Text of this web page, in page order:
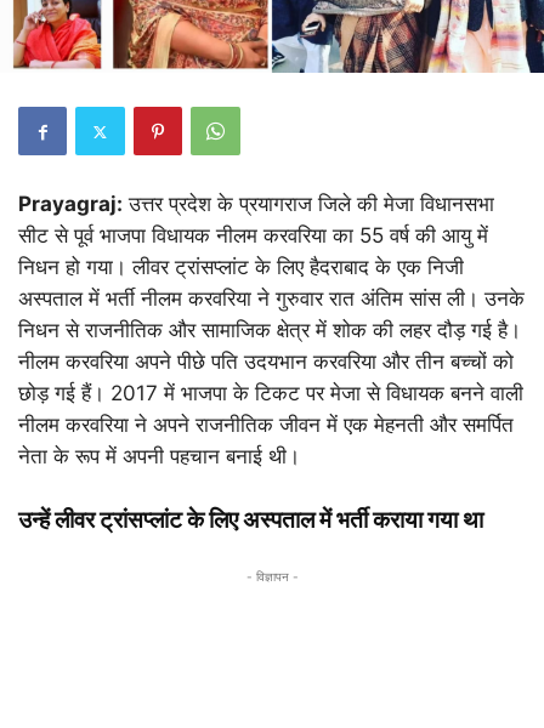
Prayagraj: उत्तर प्रदेश के प्रयागराज जिले की मेजा विधानसभा
सीट से पूर्व भाजपा विधायक नीलम करवरिया का 55 वर्ष की आयु में
निधन हो गया। लीवर ट्रांसप्लांट के लिए हैदराबाद के एक निजी
अस्पताल में भर्ती नीलम करवरिया ने गुरुवार रात अंतिम सांस ली। उनके
निधन से राजनीतिक और सामाजिक क्षेत्र में शोक की लहर दौड़ गई है।
नीलम करवरिया अपने पीछे पति उदयभान करवरिया और तीन बच्चों को
छोड़ गई हैं। 2017 में भाजपा के टिकट पर मेजा से विधायक बनने वाली
नीलम करवरिया ने अपने राजनीतिक जीवन में एक मेहनती और समर्पित
नेता के रूप में अपनी पहचान बनाई थी।
उन्हें लीवर ट्रांसप्लांट के लिए अस्पताल में भर्ती कराया गया था
- विज्ञापन -